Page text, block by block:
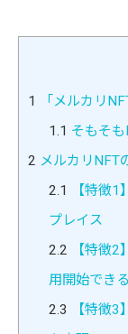
1
「メルカリ
1.1 そもそも
2 メルカリNFT
2.1
【特徴1
プレイス
2.2 【特徴2
用開始できる
2.3 【特徴3